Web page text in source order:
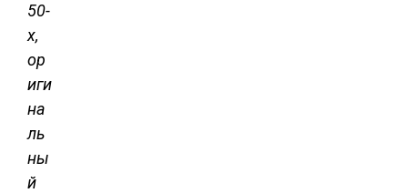
50-
х,
ор
иги
на
ль
ны
й